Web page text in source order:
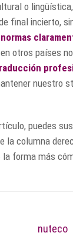
o
final incierto,
otros países
nuestro
puedes
la columna
forma más
nuteco